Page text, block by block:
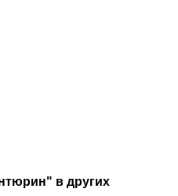
в других